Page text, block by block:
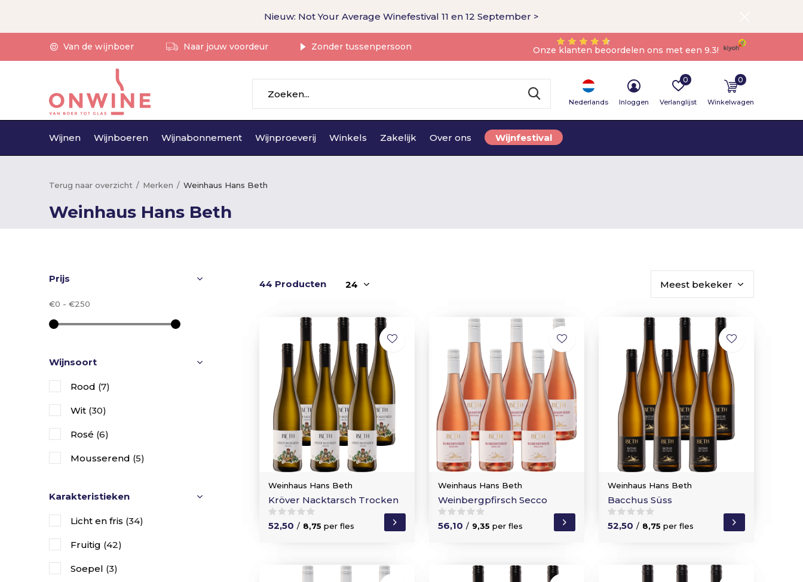
Wijnen Wijnboeren Wijnabonnement Wijnproeverij Winkels Zakelijk Over ons Wijnfestival
Nederlands Inloggen Verlanglijst
0
Winkelwagen
0
Van de wijnboer Naar jouw voordeur Zonder tussenpersoon Onze klanten beoordelen ons met een 9.3!
Nieuw: Not Your Average Winefestival 11 en 12 September >
Terug naar overzicht Merken Weinhaus Hans Beth
Weinhaus Hans Beth
44 Producten
Weinhaus Hans Beth
Kröver Nacktarsch Trocken
52,50 / 8,75 per fles
Weinhaus Hans Beth
Weinbergpfirsch Secco
56,10 / 9,35 per fles
Weinhaus Hans Beth
Bacchus Süss
52,50 / 8,75 per fles
Prijs
€0 - €250
Wijnsoort
Rood (7)
Wit (30)
Rosé (6)
Mousserend (5)
Karakteristieken
Licht en fris (34)
Fruitig (42)
Soepel (3)